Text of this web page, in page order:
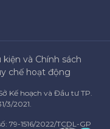
và Chính sách
chế hoạt động
Kế hoạch và Đầu tư TP.
3/2021.
79-1516/2022/TCDL-GP